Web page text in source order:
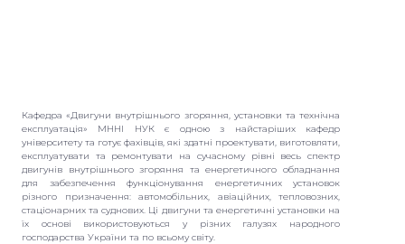
Кафедра «Двигуни внутрішнього згоряння, установки та технічна
експлуатація» МННІ НУК є одною з найстаріших кафедр
університету та готує фахівців, які здатні проектувати, виготовляти,
експлуатувати та ремонтувати на сучасному рівні весь спектр
двигунів внутрішнього згоряння та енергетичного обладнання
для забезпечення функціонування енергетичних установок
різного призначення: автомобільних, авіаційних, тепловозних,
стаціонарних та суднових. Ці двигуни та енергетичні установки на
їх основі використовуються у різних галузях народного
господарства України та по всьому світу.